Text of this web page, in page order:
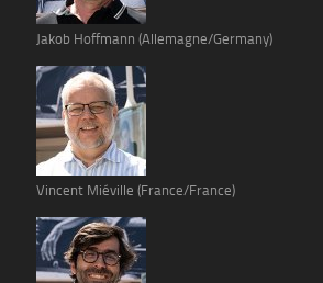
Jakob Hoffmann (Allemagne/Germany)
Vincent Miéville (France/France)